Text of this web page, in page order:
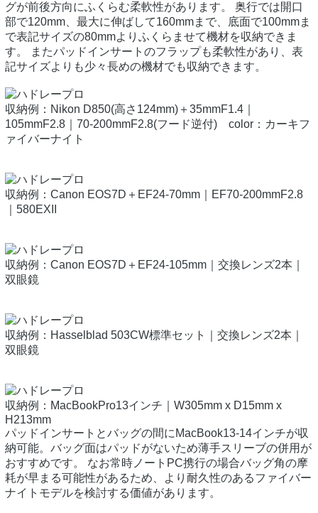
グが前後方向にふくらむ柔軟性があります。 奥行では開口
部で120mm、最大に伸ばして160mmまで、底面で100mmま
で表記サイズの80mmよりふくらませて機材を収納できま
す。 またパッドインサートのフラップも柔軟性があり、表
記サイズよりも少々長めの機材でも収納できます。
収納例：Nikon D850(高さ124mm)＋35mmF1.4｜
105mmF2.8｜70-200mmF2.8(フード逆付) color：カーキフ
ァイバーナイト
収納例：Canon EOS7D＋EF24-70mm｜EF70-200mmF2.8
｜580EXII
収納例：Canon EOS7D＋EF24-105mm｜交換レンズ2本｜
双眼鏡
収納例：Hasselblad 503CW標準セット｜交換レンズ2本｜
双眼鏡
収納例：MacBookPro13インチ｜W305mm x D15mm x
H213mm
パッドインサートとバッグの間にMacBook13-14インチが収
納可能。バッグ面はパッドがないため薄手スリーブの併用が
おすすめです。 なお常時ノートPC携行の場合バッグ角の摩
耗が早まる可能性があるため、より耐久性のあるファイバー
ナイトモデルを検討する価値があります。